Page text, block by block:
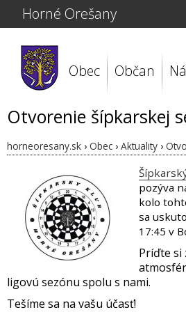
Horné Orešany
Obec Občan
Otvorenie šípkarskej
horneoresany.sk › Obec › Aktuality ›
pozýva
kolo
sa
17:45 v
Príďte si
ligovú sezónu spolu s nami.
Tešíme sa na vašu účasť!